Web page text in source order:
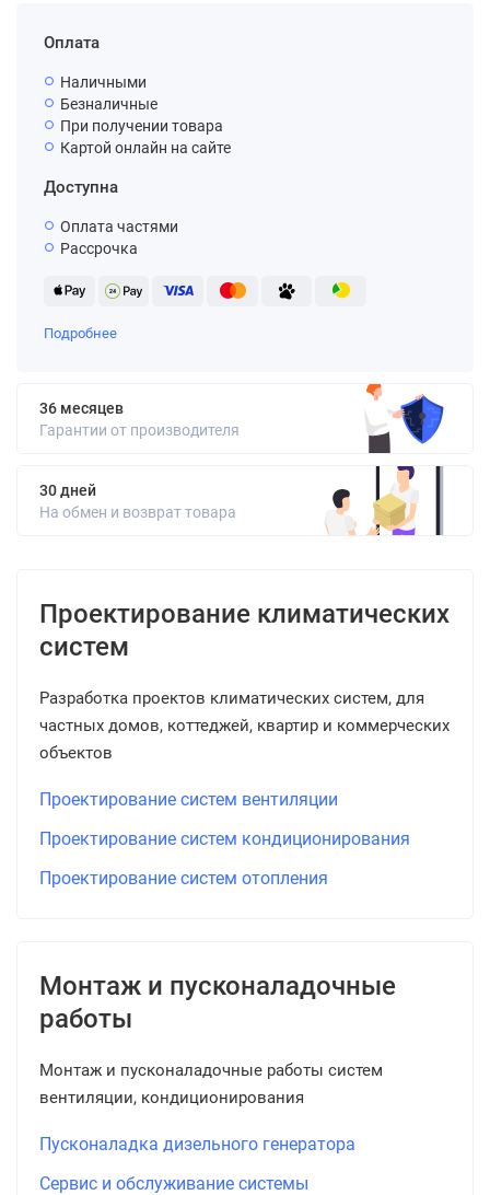
Оплата
Наличными
Безналичные
При получении товара
Картой онлайн на сайте
Доступна
Оплата частями
Рассрочка
Подробнее
36 месяцев
Гарантии от производителя
30 дней
На обмен и возврат товара
Проектирование климатических
систем
Разработка проектов климатических систем, для
частных домов, коттеджей, квартир и коммерческих
объектов
Проектирование систем вентиляции
Проектирование систем кондиционирования
Проектирование систем отопления
Монтаж и пусконаладочные
работы
Монтаж и пусконаладочные работы систем
вентиляции, кондиционирования
Пусконаладка дизельного генератора
Сервис и обслуживание системы